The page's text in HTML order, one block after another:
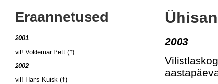
Eraannetused
2001
vil! Voldemar Pett (†)
2002
vil! Hans Kuisk (†)
2003